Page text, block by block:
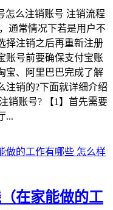
怎么注销账号 注销流程
通常情况下若是用户不
择注销之后再重新注册
账号前要确保支付宝账
宝、阿里巴巴完成了解
注销的?下面就详细介绍
销账号? 【1】首先需要
...
在家能做的工